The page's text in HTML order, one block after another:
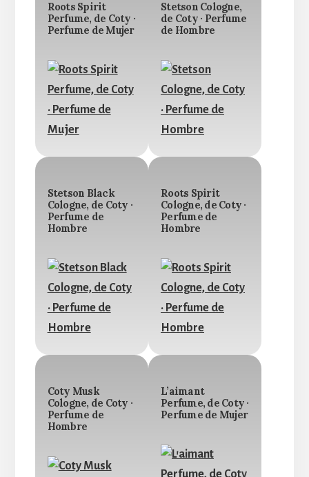
Roots Spirit
Perfume, de Coty ·
Perfume de Mujer
Stetson Cologne,
de Coty · Perfume
de Hombre
Stetson Black
Cologne, de Coty ·
Perfume de
Hombre
Roots Spirit
Cologne, de Coty ·
Perfume de
Hombre
Coty Musk
Cologne, de Coty ·
Perfume de
Hombre
L’aimant
Perfume, de Coty ·
Perfume de Mujer